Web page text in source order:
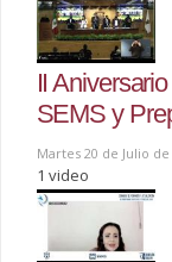
II
SEMS y
Martes 20 de Julio de
1 video